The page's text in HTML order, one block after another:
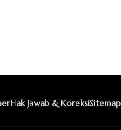
Hak Jawab & KoreksiSitemap